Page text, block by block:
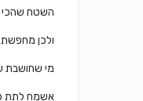
השטח שהכי
ולכן
מי שחושבת
אשמח לתת